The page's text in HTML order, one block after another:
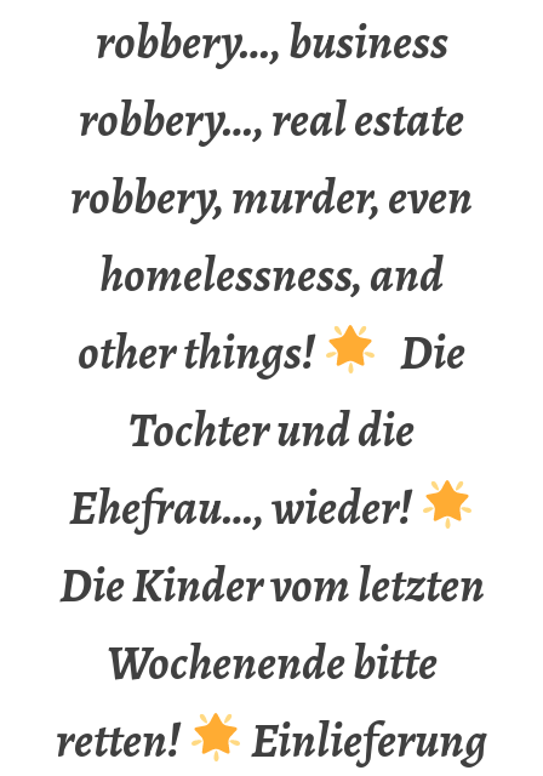
robbery…, business
robbery…, real estate
robbery, murder, even
homelessness, and
other things!
Die
Tochter und die
Ehefrau…, wieder!
Die Kinder vom letzten
Wochenende bitte
retten!
Einlieferung